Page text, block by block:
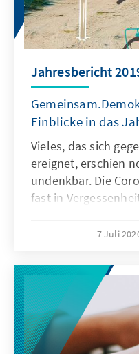
Jahresbericht
Einblicke in das
Vieles, das sich
ereignet, erschien
undenkbar. Die
fast in
7 Juli